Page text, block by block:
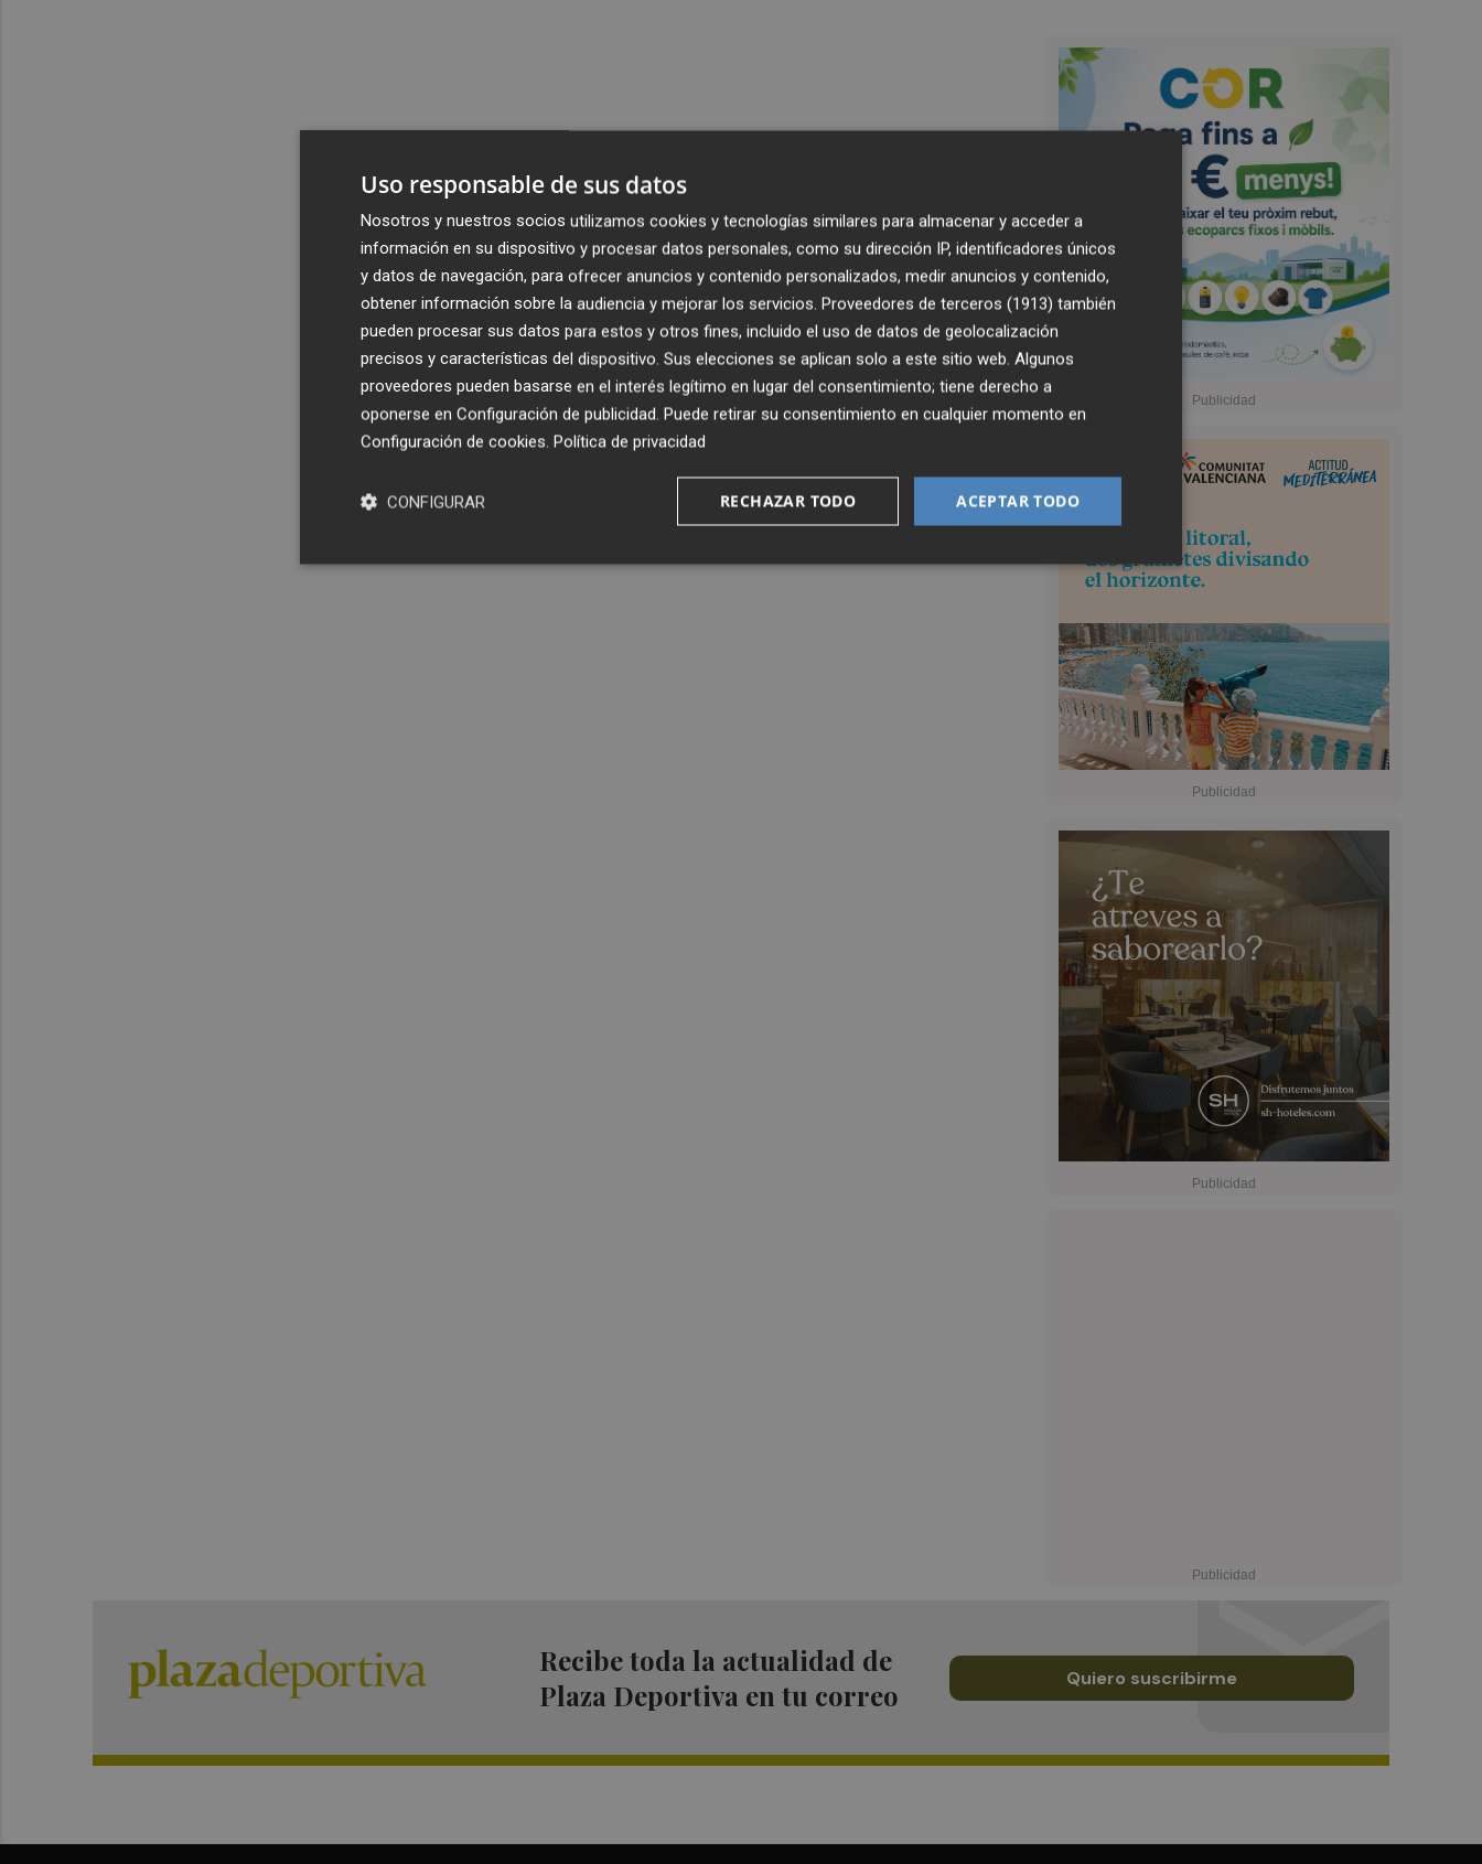
Recibe toda la actualidad de
Plaza Deportiva en tu correo
Quiero suscribirme
Uso responsable de sus datos
Nosotros y nuestros socios utilizamos cookies y tecnologías similares para almacenar y acceder a
información en su dispositivo y procesar datos personales, como su dirección IP, identificadores únicos
y datos de navegación, para ofrecer anuncios y contenido personalizados, medir anuncios y contenido,
obtener información sobre la audiencia y mejorar los servicios. Proveedores de terceros (1913) también
pueden procesar sus datos para estos y otros fines, incluido el uso de datos de geolocalización
precisos y características del dispositivo. Sus elecciones se aplican solo a este sitio web. Algunos
proveedores pueden basarse en el interés legítimo en lugar del consentimiento; tiene derecho a
oponerse en Configuración de publicidad. Puede retirar su consentimiento en cualquier momento en
Configuración de cookies. Política de privacidad
ACEPTAR TODO
RECHAZAR TODO
CONFIGURAR